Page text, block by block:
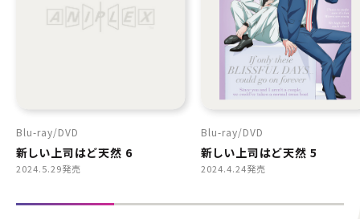
Blu-ray DVD
新しい上司はど天然 6
2024.5.29発売
Blu-ray DVD
新しい上司はど天然 5
2024.4.24発売